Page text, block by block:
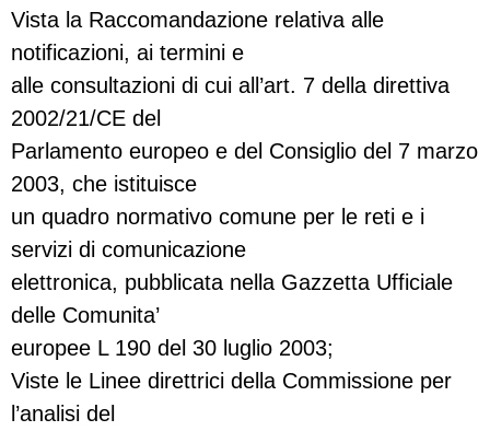
Vista la Raccomandazione relativa alle
notificazioni, ai termini e
alle consultazioni di cui all’art. 7 della direttiva
2002/21/CE del
Parlamento europeo e del Consiglio del 7 marzo
2003, che istituisce
un quadro normativo comune per le reti e i
servizi di comunicazione
elettronica, pubblicata nella Gazzetta Ufficiale
delle Comunita’
europee L 190 del 30 luglio 2003;
Viste le Linee direttrici della Commissione per
l’analisi del